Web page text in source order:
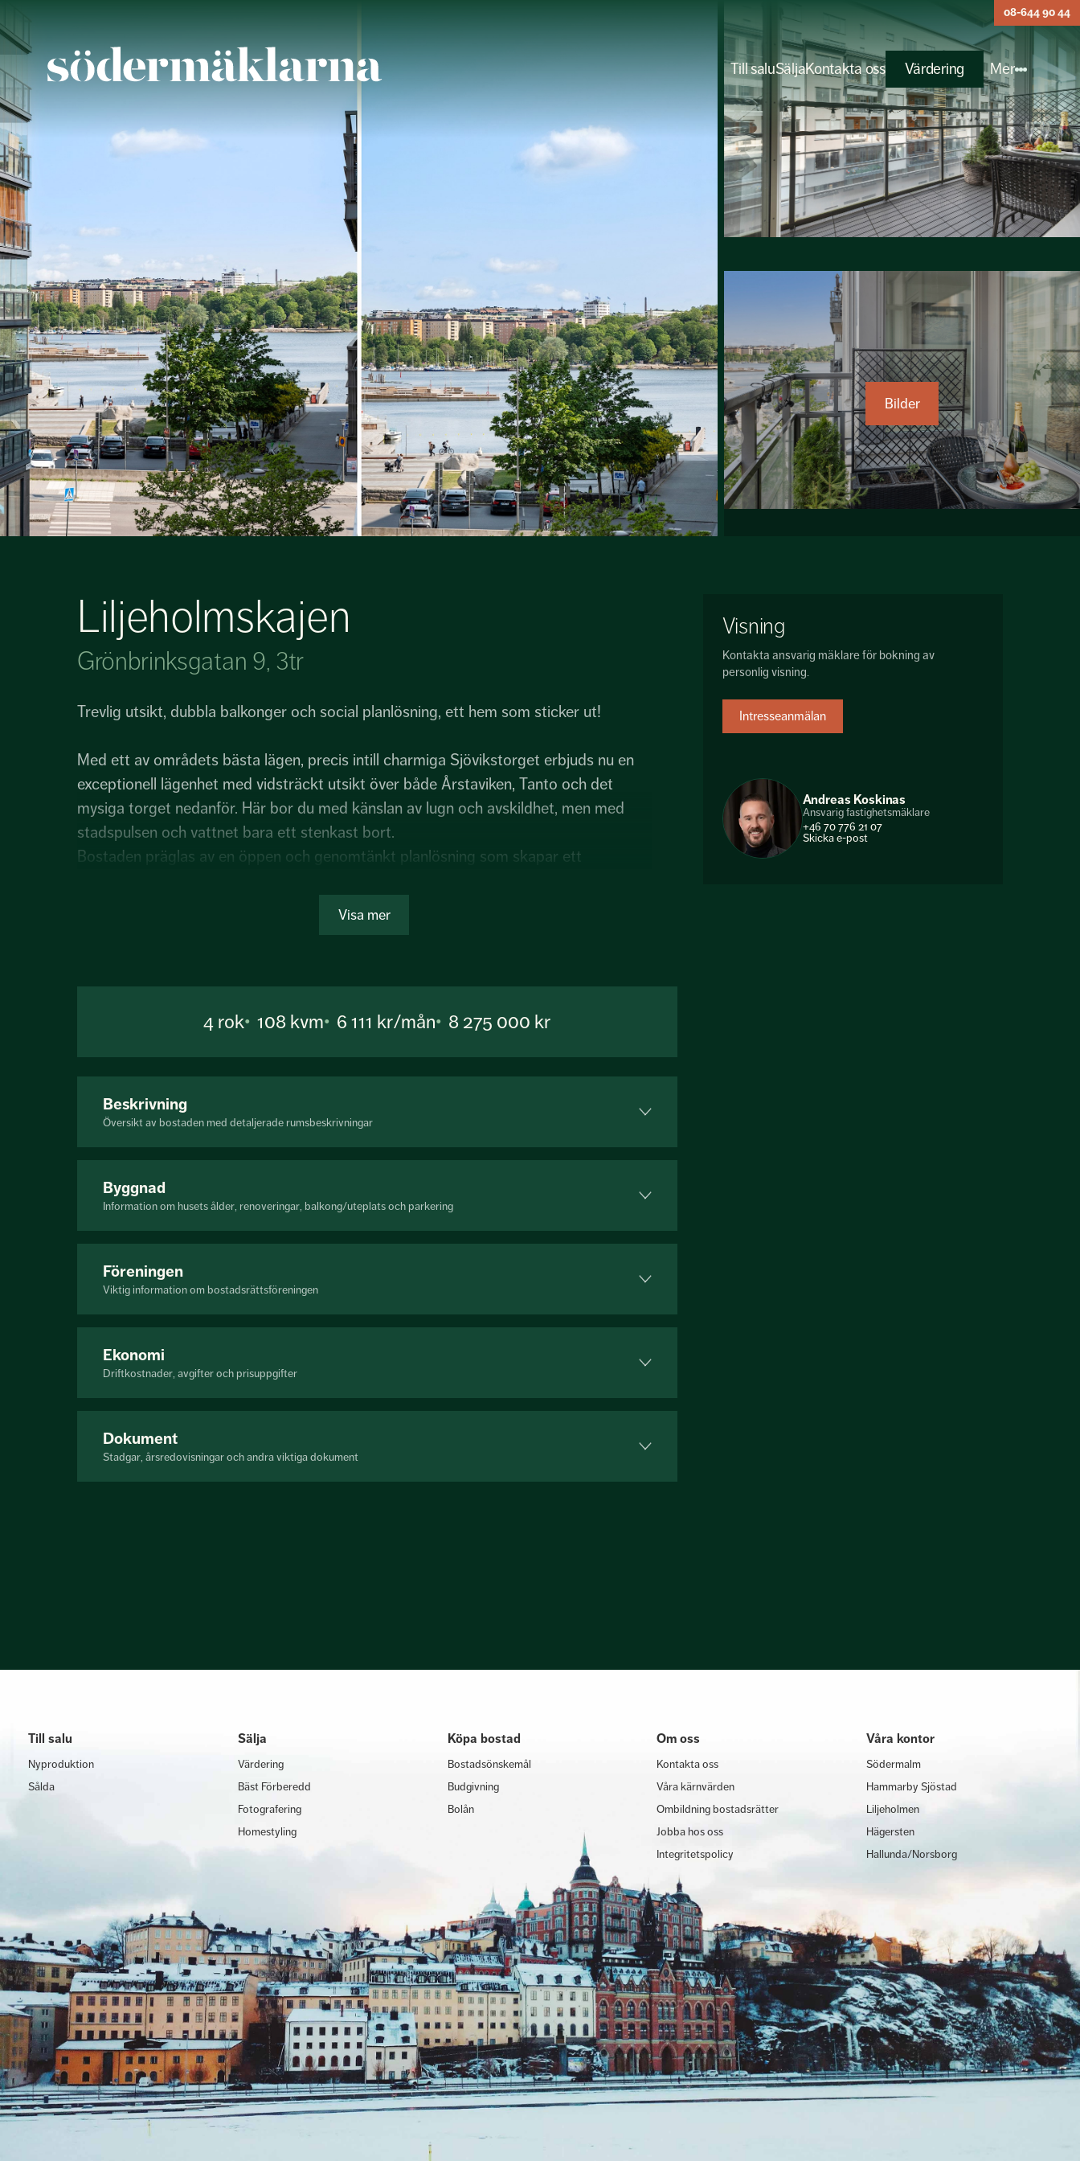
Till saluSäljaKontakta oss Värdering Mer
08-644 90 44
Bilder
Grönbrinksgatan 9, 3tr
Liljeholmskajen
Trevlig utsikt, dubbla balkonger och social planlösning, ett hem som sticker ut!
Med ett av områdets bästa lägen, precis intill charmiga Sjövikstorget erbjuds nu en
exceptionell lägenhet med vidsträckt utsikt över både Årstaviken, Tanto och det
mysiga torget nedanför. Här bor du med känslan av lugn och avskildhet, men med
stadspulsen och vattnet bara ett stenkast bort.
Bostaden präglas av en öppen och genomtänkt planlösning som skapar ett
balkonger, två badrum, tre sovrum och gott om förvaring gör detta till ett hem som
mikro. En självklar samlings...
Visa mer
4 rok 108 kvm 6 111 kr/mån 8 275 000 kr
Beskrivning
Översikt av bostaden med detaljerade rumsbeskrivningar
Byggnad
Information om husets ålder, renoveringar, balkong/uteplats och parkering
Föreningen
Viktig information om bostadsrättsföreningen
Ekonomi
Driftkostnader, avgifter och prisuppgifter
Dokument
Stadgar, årsredovisningar och andra viktiga dokument
Visning
Kontakta ansvarig mäklare för bokning av
personlig visning.
Intresseanmälan
Andreas Koskinas
Ansvarig fastighetsmäklare
+46 70 776 21 07
Skicka e-post
Till salu
Nyproduktion
Sålda
Sälja
Värdering
Bäst Förberedd
Fotografering
Homestyling
Köpa bostad
Bostadsönskemål
Budgivning
Bolån
Om oss
Kontakta oss
Våra kärnvärden
Ombildning bostadsrätter
Jobba hos oss
Integritetspolicy
Våra kontor
Södermalm
Hammarby Sjöstad
Liljeholmen
Hägersten
Hallunda/Norsborg